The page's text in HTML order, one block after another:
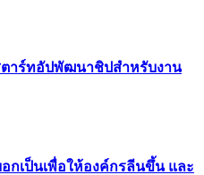
ตาร์ทอัปพัฒนาชิปสำหรับงาน
กเป็นเพื่อให้องค์กรลีนขึ้น และ